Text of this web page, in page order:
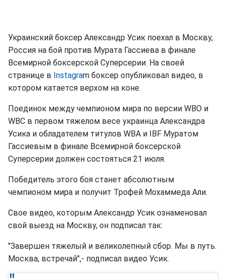
Украинский боксер Александр Усик поехал в Москву,
Россия на бой против Мурата Гассиева в финале
Всемирной боксерской Суперсерии. На своей
странице в Instagram боксер опубликовал видео, в
котором катается верхом на коне.
Поединок между чемпионом мира по версии WBO и
WBC в первом тяжелом весе украинца Александра
Усика и обладателем титулов WBA и IBF Муратом
Гассиевым в финале Всемирной боксерской
Суперсерии должен состояться 21 июля.
Победитель этого боя станет абсолютным
чемпионом мира и получит Трофей Мохаммеда Али.
Свое видео, которым Александр Усик ознаменовал
свой выезд на Москву, он подписал так:
"Завершен тяжелый и великолепный сбор. Мы в путь.
Москва, встречай",- подписал видео Усик.